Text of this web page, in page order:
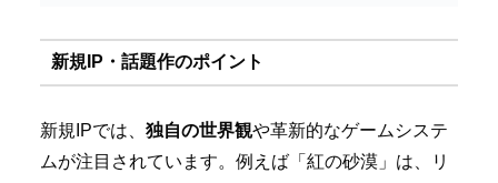
新規IP・話題作のポイント
新規IPでは、 独自の世界観や革新的なゲームシステ
ムが注目されています。例えば「紅の砂漠」は、リ